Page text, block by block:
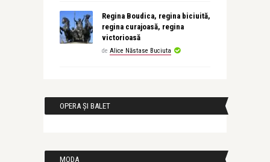
Regina Boudica, regina biciuită,
regina curajoasă, regina
victorioasă
de Alice Năstase Buciuta
OPERA ȘI BALET
MODA